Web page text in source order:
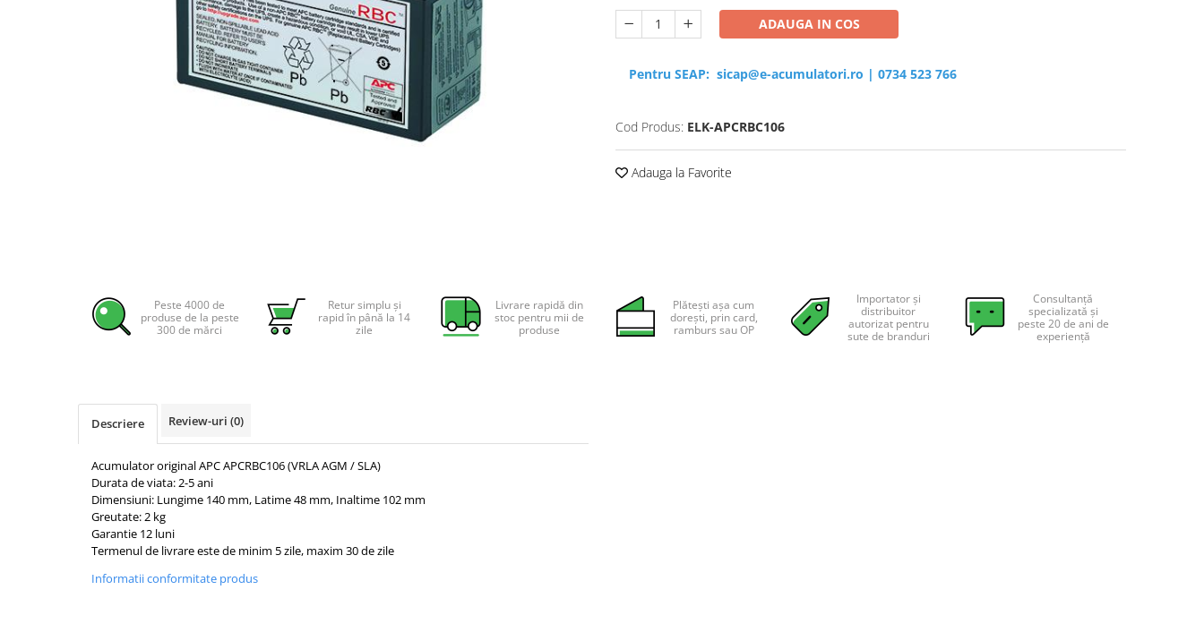
Panouri fotovoltaice si accesorii
Pachete complete stocare energie
Sisteme de Stocare Comerciale
Sisteme fotovoltaice complete
Sisteme fotovoltaice de putere
mica (rulota/caravan/case de
Sisteme fotovoltaice profesionale
Pachete sisteme fotovoltaice
Facebook
ADAUGA IN COS
Pentru SEAP: sicap@e-acumulatori.ro | 0734 523 766
Cod Produs: ELK-APCRBC106
Adauga la Favorite
Peste 4000 de
produse de la peste
300 de mărci
Retur simplu și
rapid în până la 14
zile
Livrare rapidă din
stoc pentru mii de
produse
Plătești așa cum
dorești, prin card,
ramburs sau OP
Importator și
distribuitor
autorizat pentru
sute de branduri
Consultanță
specializată și
peste 20 de ani de
experiență
Descriere Review-uri (0)
Acumulator original APC APCRBC106 (VRLA AGM / SLA)
Durata de viata: 2-5 ani
Dimensiuni: Lungime 140 mm, Latime 48 mm, Inaltime 102 mm
Greutate: 2 kg
Garantie 12 luni
Termenul de livrare este de minim 5 zile, maxim 30 de zile
Informatii conformitate produs